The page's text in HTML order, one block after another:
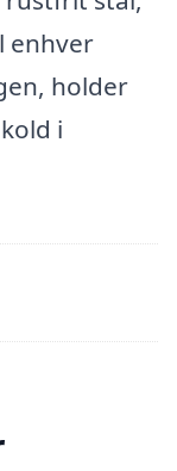
enhver
holder
i